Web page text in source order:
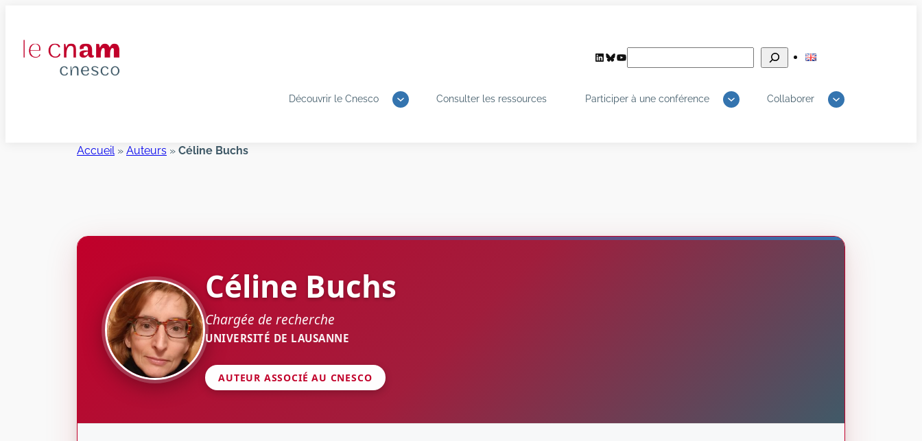
contenu
LinkedIn
Bluesky
YouTube
Découvrir le Cnesco Consulter les ressources Participer à une conférence Collaborer
Accueil» Auteurs » Céline Buchs
Céline Buchs
Chargée de recherche
UNIVERSITÉ DE LAUSANNE
AUTEUR ASSOCIÉ AU CNESCO